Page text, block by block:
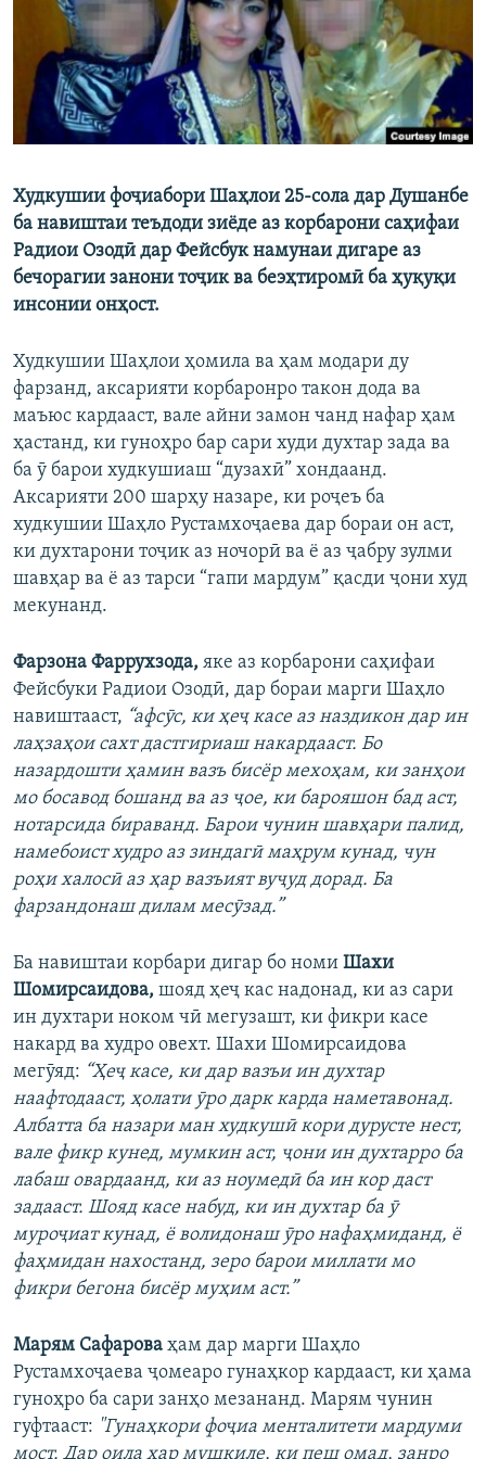
ГУЗОРИШҲОИ РАДИОӢ
Русский
ПАЙГИРӢ КУНЕД
Ҳамаи сомонаҳои RFE/RL
Худкушии фоҷиабори Шаҳлои 25-сола дар Душанбе
ба навиштаи теъдоди зиёде аз корбарони саҳифаи
Радиои Озодӣ дар Фейсбук намунаи дигаре аз
бечорагии занони тоҷик ва беэҳтиромӣ ба ҳуқуқи
инсонии онҳост.
Худкушии Шаҳлои ҳомила ва ҳам модари ду
фарзанд, аксарияти корбаронро такон дода ва
маъюс кардааст, вале айни замон чанд нафар ҳам
ҳастанд, ки гуноҳро бар сари худи духтар зада ва
ба ӯ барои худкушиаш “дузахӣ” хондаанд.
Аксарияти 200 шарҳу назаре, ки роҷеъ ба
худкушии Шаҳло Рустамхоҷаева дар бораи он аст,
ки духтарони тоҷик аз ночорӣ ва ё аз ҷабру зулми
шавҳар ва ё аз тарси “гапи мардум” қасди ҷони худ
мекунанд.
Фарзона Фаррухзода, яке аз корбарони саҳифаи
Фейсбуки Радиои Озодӣ, дар бораи марги Шаҳло
навиштааст, “афсӯс, ки ҳеҷ касе аз наздикон дар ин
лаҳзаҳои сахт дастгириаш накардааст. Бо
назардошти ҳамин вазъ бисёр мехоҳам, ки занҳои
мо босавод бошанд ва аз ҷое, ки барояшон бад аст,
нотарсида бираванд. Барои чунин шавҳари палид,
намебоист худро аз зиндагӣ маҳрум кунад, чун
роҳи халосӣ аз ҳар вазъият вуҷуд дорад. Ба
фарзандонаш дилам месӯзад.”
Ба навиштаи корбари дигар бо номи Шахи
Шомирсаидова, шояд ҳеҷ кас надонад, ки аз сари
ин духтари ноком чӣ мегузашт, ки фикри касе
накард ва худро овехт. Шахи Шомирсаидова
мегӯяд: “Ҳеҷ касе, ки дар вазъи ин духтар
наафтодааст, ҳолати ӯро дарк карда наметавонад.
Албатта ба назари ман худкушӣ кори дурусте нест,
вале фикр кунед, мумкин аст, ҷони ин духтарро ба
лабаш овардаанд, ки аз ноумедӣ ба ин кор даст
задааст. Шояд касе набуд, ки ин духтар ба ӯ
муроҷиат кунад, ё волидонаш ӯро нафаҳмиданд, ё
фаҳмидан нахостанд, зеро барои миллати мо
фикри бегона бисёр муҳим аст.”
Марям Сафарова ҳам дар марги Шаҳло
Рустамхоҷаева ҷомеаро гунаҳкор кардааст, ки ҳама
гуноҳро ба сари занҳо мезананд. Марям чунин
гуфтааст: "Гунаҳкори фоҷиа менталитети мардуми
мост. Дар оила ҳар мушкиле, ки пеш омад, занро